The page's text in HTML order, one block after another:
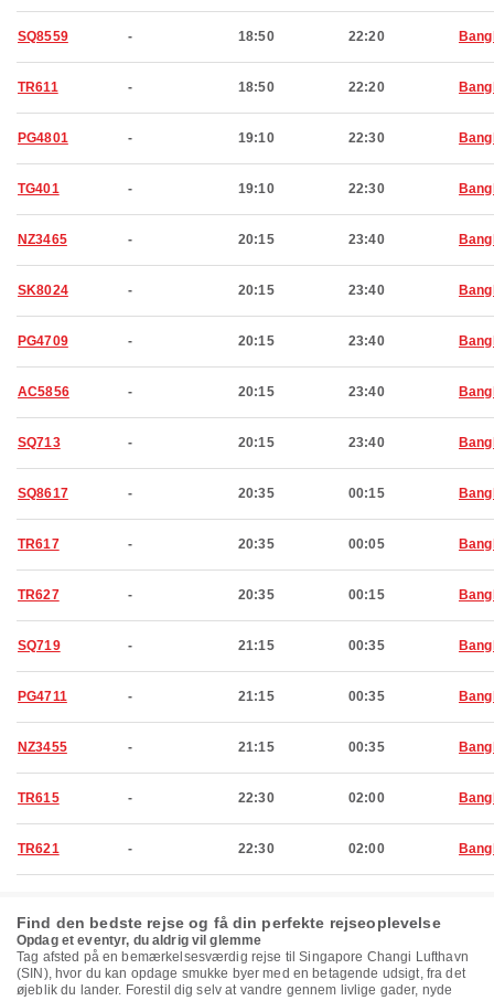
SQ8559 - 18:50 22:20
TR611 - 18:50 22:20
PG4801 - 19:10 22:30
TG401 - 19:10 22:30
NZ3465 - 20:15 23:40
SK8024 - 20:15 23:40
PG4709 - 20:15 23:40
AC5856 - 20:15 23:40
SQ713 - 20:15 23:40
SQ8617 - 20:35 00:15
TR617 - 20:35 00:05
TR627 - 20:35 00:15
SQ719 - 21:15 00:35
PG4711 - 21:15 00:35
NZ3455 - 21:15 00:35
TR615 - 22:30 02:00
TR621 - 22:30 02:00
Find den bedste rejse og få din perfekte rejseoplevelse
Opdag et eventyr, du aldrig vil glemme
Tag afsted på en bemærkelsesværdig rejse til Singapore Changi Lufthavn
(SIN), hvor du kan opdage smukke byer med en betagende udsigt, fra det
øjeblik du lander. Forestil dig selv at vandre gennem livlige gader, nyde